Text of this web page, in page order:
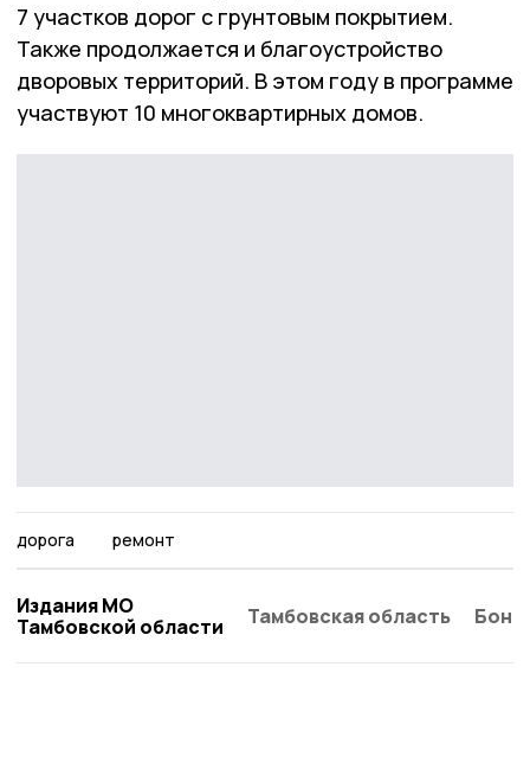
7 участков дорог с грунтовым покрытием.
Также продолжается и благоустройство
дворовых территорий. В этом году в программе
участвуют 10 многоквартирных домов.
дорога ремонт
Издания МО
Тамбовской области
Тамбовская область